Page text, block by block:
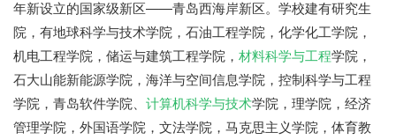
年新设立的国家级新区——青岛西海岸新区。学校建有研究生
院，有地球科学与技术学院，石油工程学院，化学化工学院，
机电工程学院，储运与建筑工程学院， 材料科学与工程学院，
石大山能新能源学院，海洋与空间信息学院，控制科学与工程
学院，青岛软件学院、 计算机科学与技术学院，理学院，经济
管理学院，外国语学院，文法学院，马克思主义学院，体育教